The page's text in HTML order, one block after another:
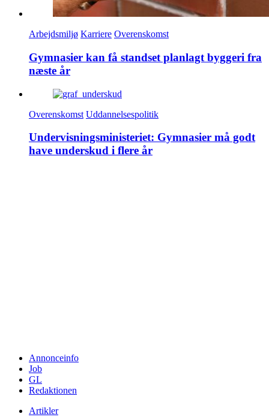
Arbejdsmiljø Karriere Overenskomst
Gymnasier kan få standset planlagt byggeri fra
næste år
Overenskomst Uddannelsespolitik
Undervisningsministeriet: Gymnasier må godt
have underskud i flere år
Annonceinfo
Job
GL
Redaktionen
Artikler